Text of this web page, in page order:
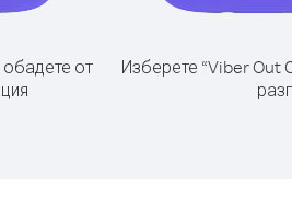
от
Изберете “Viber Out